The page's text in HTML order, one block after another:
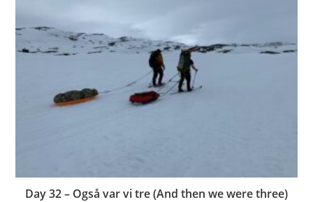
Day 32 – Også var vi tre (And then we were three)